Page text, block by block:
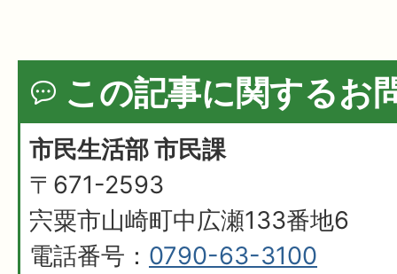
この記事に関するお
市民生活部 市民課
〒671-2593
宍粟市山崎町中広瀬133番地6
電話番号： 0790-63-3100